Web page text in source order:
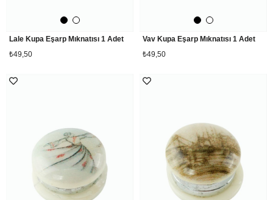
Lale Kupa Eşarp Mıknatısı 1 Adet
₺49,50
Vav Kupa Eşarp Mıknatısı 1 Adet
₺49,50